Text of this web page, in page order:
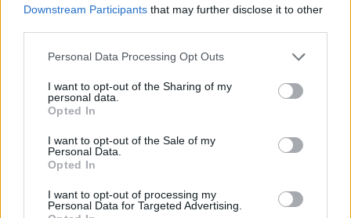
Downstream Participants that may further disclose it to other
Please note that this website/app uses one or more Google
not limited to your visit or usage behaviour. You may click to
grant or deny consent to Google and its third-party tags to
use your data for below specified purposes in below Google
consent section.
Personal Data Processing Opt Outs
I want to opt-out of the Sharing of my
personal data.
Opted In
I want to opt-out of the Sale of my
Personal Data.
Opted In
I want to opt-out of processing my
Personal Data for Targeted Advertising.
Lord Coe, mert élethosszig tartó (tehát nem
lett, amíg Ovett kínlódott a térdével, ő megnyert még
egy olimpiát 1500-on, első, és azóta is egyetlen
címvédő ezen a távon, ennek nem volt nagy hírértéke
nálunk, mivel nem mehettek a magyar sportolók Los
Angelesbe. Ovett ott volt, de 800-on összeesett a